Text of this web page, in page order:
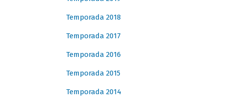
Temporada 2018
Temporada 2017
Temporada 2016
Temporada 2015
Temporada 2014